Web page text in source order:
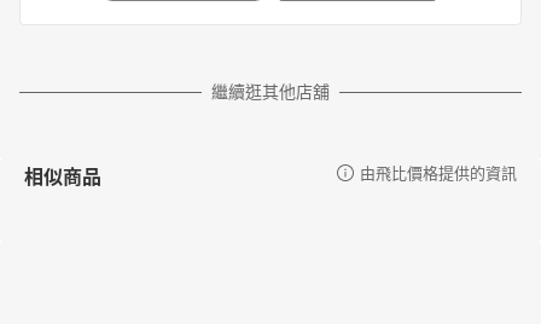
繼續逛其他店舖
相似商品 由飛比價格提供的資訊